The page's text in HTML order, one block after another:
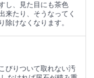
し、見た目にも茶色
来たり、そうなってく
除けなくなります。
びりついて取れない汚